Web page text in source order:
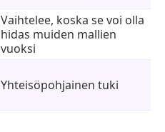
Vaihtelee, koska se voi olla
hidas muiden mallien
vuoksi
Yhteisöpohjainen tuki